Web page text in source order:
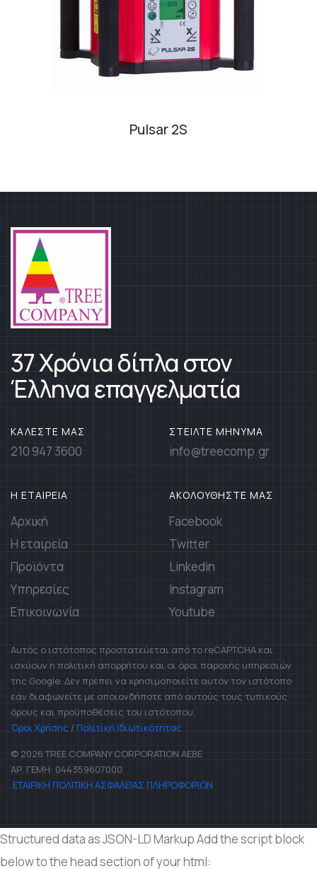
Pulsar 2S
37 Χρόνια δίπλα στον
Έλληνα επαγγελματία
ΚΑΛΕΣΤΕ ΜΑΣ
210 947 3600
ΣΤΕΙΛΤΕ ΜΗΝΥΜΑ
info@treecomp.gr
Η ΕΤΑΙΡΕΙΑ
Αρχική
Η εταιρεία
Προϊόντα
Υπηρεσίες
Επικοινωνία
ΑΚΟΛΟΥΘΗΣΤΕ ΜΑΣ
Facebook
Twitter
Linkedin
Instagram
Youtube
Αυτός ο ιστότοπος προστατεύεται από το reCAPTCHA και
ισχύουν η πολιτική απορρήτου και οι όροι παροχής υπηρεσιών
της Google. Δεν πρέπει να χρησιμοποιείτε αυτόν τον ιστότοπο
εάν διαφωνείτε με οποιονδήποτε από αυτούς τους τυπικούς
όρους και προϋποθέσεις του ιστότοπου.
Όροι Χρήσης / Πολιτική Ιδιωτικότητας
© 2026 TREE COMPANY CORPORATION AEBE
ΑΡ. ΓΕΜΗ: 044359607000
ΕΤΑΙΡΙΚΗ ΠΟΛΙΤΙΚΗ ΑΣΦΑΛΕΙΑΣ ΠΛΗΡΟΦΟΡΙΩΝ
Structured data as JSON-LD Markup Add the script block
below to the head section of your html: